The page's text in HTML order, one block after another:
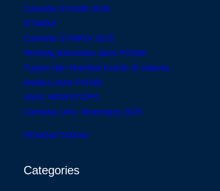
Camaba STIAMI 2025
STIMRA
Camaba STIMRA 2025
Tentang Beasiswa Jalur POSBI
Tujuan dan Manfaat Kuliah di Jakarta
melalui Jalur POSBI
UNIV. MOESTOPO
Camaba Univ. Moestopo 2025
PENDAFTARAN
Categories